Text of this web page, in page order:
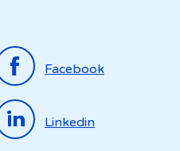
Facebook
Linkedin